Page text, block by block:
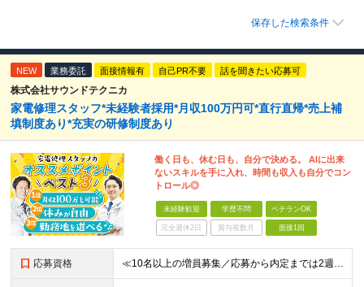
保存した検索条件
NEW 業務委託 面接情報有 自己PR不要 話を聞きたい応募可
株式会社サウンドテクニカ
家電修理スタッフ*未経験者採用*月収100万円可*直行直帰*売上補
填制度あり*充実の研修制度あり
働く日も、休む日も、自分で決める。 AIに出来
ないスキルを手に入れ、時間も収入も自分でコン
トロール◎
未経験歓迎 学歴不問 ベテランOK
完全週休2日 賞与複数月 面接1回
応募資格 ≪10名以上の増員募集／応募から内定までは2週間！≫ ≪未経験スタートが90％以上／必要なのは自動車免許のみ≫ ★20～40代を中心に幅広い世代の方が活躍中！ ■学歴不問 ■未経験OK ■普通自動車免